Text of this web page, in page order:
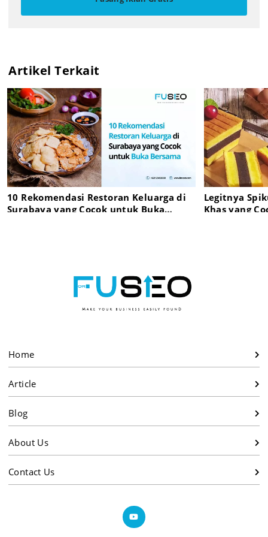
Artikel Terkait
10 Rekomendasi Restoran Keluarga di
Surabaya yang Cocok untuk Buka
Legitnya
Khas yang
Home
Article
Blog
About Us
Contact Us